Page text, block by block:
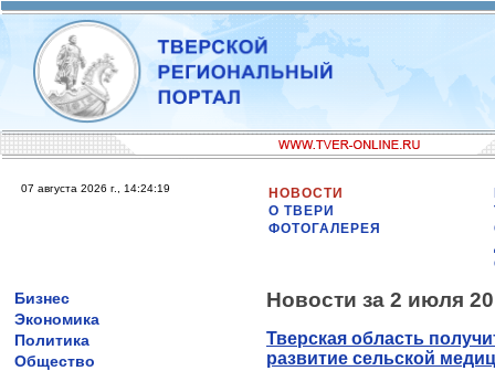
07 августа 2026 г., 14:24:19
НОВОСТИ
О ТВЕРИ
ФОТОГАЛЕРЕЯ
Бизнес
Экономика
Политика
Общество
Новости за 2 июля
Тверская область
развитие сельской